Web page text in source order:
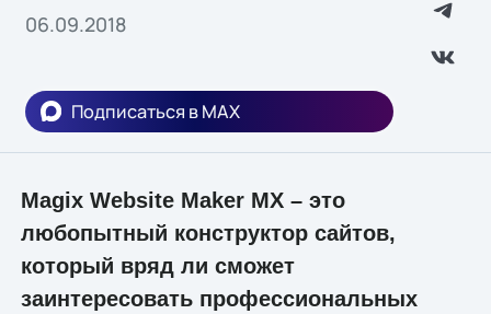
06.09.2018
Подписаться в MAX
Magix Website Maker MX – это
любопытный конструктор сайтов,
который вряд ли сможет
заинтересовать профессиональных